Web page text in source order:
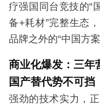
疗强国同台竞技的“
备+耗材”完整生态
品牌之外的“中国方案
商业化爆发：三年
国产替代势不可挡
强劲的技术实力，